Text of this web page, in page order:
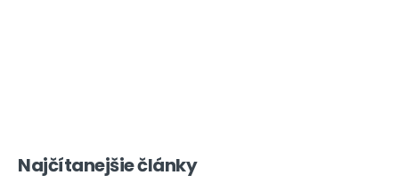
Najčítanejšie články